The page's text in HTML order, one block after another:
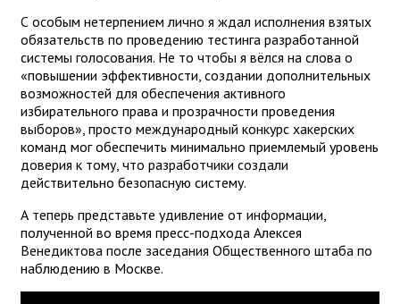
С особым нетерпением лично я ждал исполнения взятых
обязательств по проведению тестинга разработанной
системы голосования. Не то чтобы я вёлся на слова о
«повышении эффективности, создании дополнительных
возможностей для обеспечения активного
избирательного права и прозрачности проведения
выборов», просто международный конкурс хакерских
команд мог обеспечить минимально приемлемый уровень
доверия к тому, что разработчики создали
действительно безопасную систему.
А теперь представьте удивление от информации,
полученной во время пресс-подхода Алексея
Венедиктова после заседания Общественного штаба по
наблюдению в Москве.